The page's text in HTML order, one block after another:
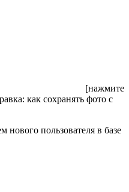
[нажмите
как сохранять фото с
пользователя в базе